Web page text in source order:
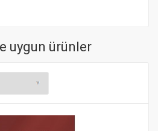
uygun ürünler